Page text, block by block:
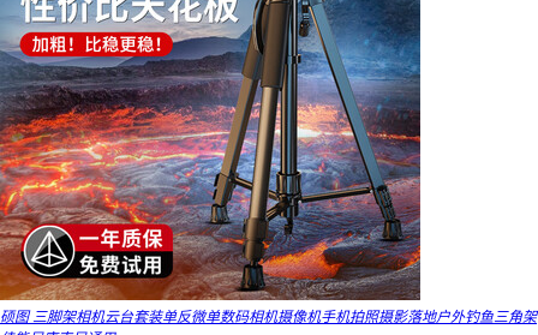
硕图 三脚架相机云台套装单反微单数码相机摄像机手机拍照摄影落地户外钓鱼三角架